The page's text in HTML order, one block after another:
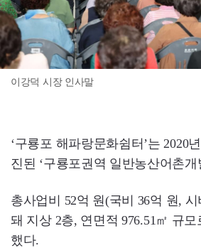
이강덕 시장 인사말
‘구룡포 해파랑문화쉼터’는 2020
진된 ‘구룡포권역 일반농산어촌개
총사업비 52억 원(국비 36억 원,
돼 지상 2층, 연면적 976.51㎡ 규
했다.